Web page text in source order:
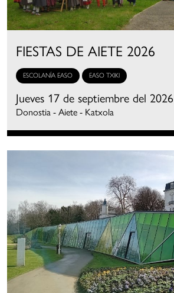
FIESTAS DE AIETE 2026
ESCOLANÍA EASO EASO TXIKI
Jueves 17 de septiembre del 2026
Donostia - Aiete - Katxola